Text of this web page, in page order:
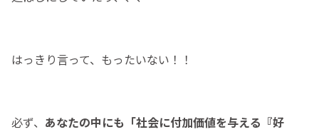
はっきり言って、もったいない！！
必ず、 あなたの中にも「社会に付加価値を与える『好